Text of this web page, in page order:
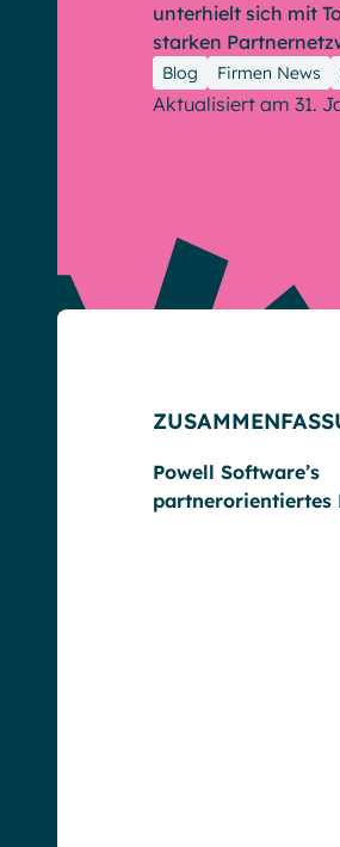
EnglishFrançaisDeutsch
unterhielt sich mit
starken
Blog Firmen News
Aktualisiert am 31.
Powell Software’s
partnerorientiertes